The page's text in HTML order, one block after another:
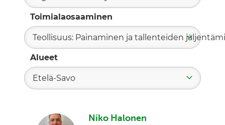
Toimialaosaaminen
Teollisuus: Painaminen ja tallenteiden
Alueet
Etelä-Savo
Niko Halonen